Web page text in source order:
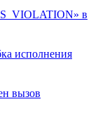
в
исполнения
вызов